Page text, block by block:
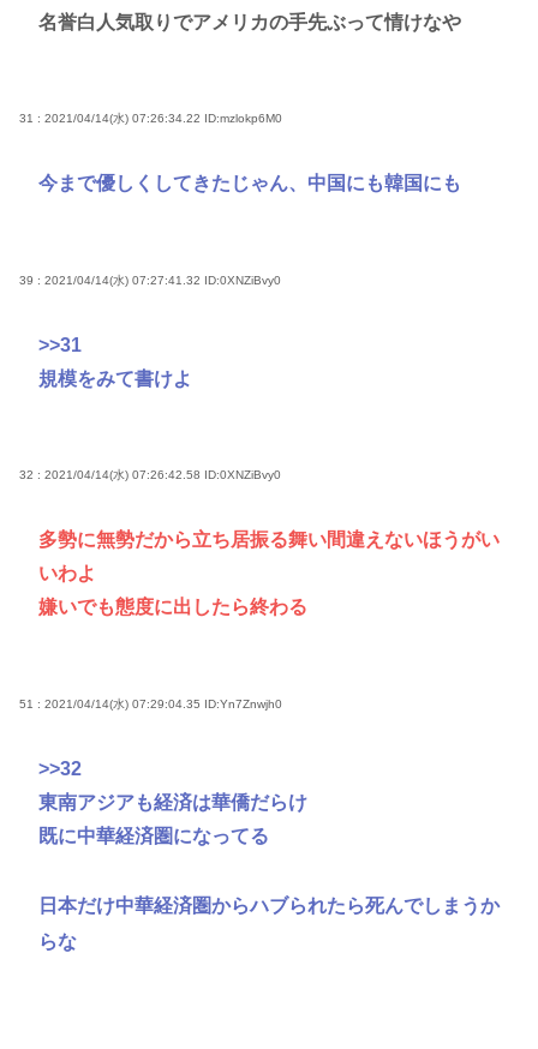
名誉白人気取りでアメリカの手先ぶって情けなや
31 : 2021/04/14(水) 07:26:34.22 ID:mzlokp6M0
今まで優しくしてきたじゃん、中国にも韓国にも
39 : 2021/04/14(水) 07:27:41.32 ID:0XNZiBvy0
>>31
規模をみて書けよ
32 : 2021/04/14(水) 07:26:42.58 ID:0XNZiBvy0
多勢に無勢だから立ち居振る舞い間違えないほうがい
いわよ
嫌いでも態度に出したら終わる
51 : 2021/04/14(水) 07:29:04.35 ID:Yn7Znwjh0
>>32
東南アジアも経済は華僑だらけ
既に中華経済圏になってる
日本だけ中華経済圏からハブられたら死んでしまうか
らな